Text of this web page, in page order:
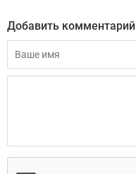
Добавить комментарий